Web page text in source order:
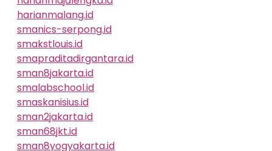
harianmalang.id
smanics-serpong.id
smakstlouis.id
smapraditadirgantara.id
sman8jakarta.id
smalabschool.id
smaskanisius.id
sman2jakarta.id
sman68jkt.id
sman8yogyakarta.id